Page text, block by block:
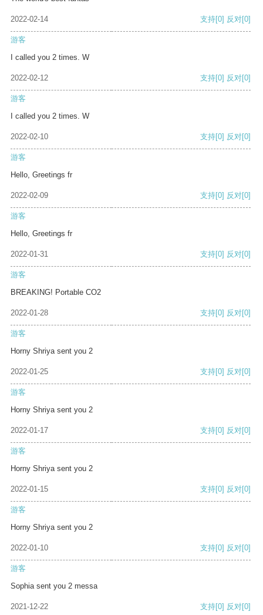
2022-02-14 支持[0] 反对[0]
游客
I called you 2 times. W
2022-02-12 支持[0] 反对[0]
游客
I called you 2 times. W
2022-02-10 支持[0] 反对[0]
游客
Hello, Greetings fr
2022-02-09 支持[0] 反对[0]
游客
Hello, Greetings fr
2022-01-31 支持[0] 反对[0]
游客
BREAKING! Portable CO2
2022-01-28 支持[0] 反对[0]
游客
Horny Shriya sent you 2
2022-01-25 支持[0] 反对[0]
游客
Horny Shriya sent you 2
2022-01-17 支持[0] 反对[0]
游客
Horny Shriya sent you 2
2022-01-15 支持[0] 反对[0]
游客
Horny Shriya sent you 2
2022-01-10 支持[0] 反对[0]
游客
Sophia sent you 2 messa
2021-12-22 支持[0] 反对[0]